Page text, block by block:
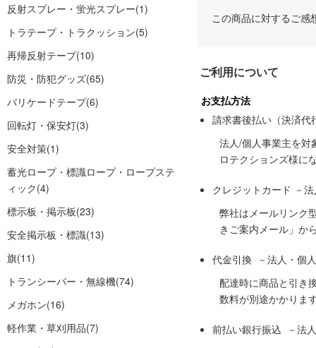
反射スプレー・蛍光スプレー(1)
トラテープ・トラクッション(5)
再帰反射テープ(10)
防災・防犯グッズ(65)
バリケードテープ(6)
回転灯・保安灯(3)
安全対策(1)
蓄光ロープ・標識ロープ・ロープステ
ィック(4)
標示板・掲示板(23)
安全掲示板・標識(13)
旗(11)
トランシーバー・無線機(74)
メガホン(16)
軽作業・草刈用品(7)
この商品に対するご感
ご利用について
お支払方法
請求書後払い（決済代
法人/個人事業主を対
ロテクションズ様に
クレジットカード －
弊社はメールリンク
きご案内メール」か
代金引換 －法人・個
配達時に商品と引き
数料が別途かかりま
前払い銀行振込 －法